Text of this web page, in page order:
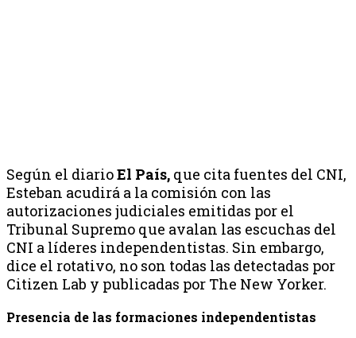
Según el diarioEl País, que cita fuentes del CNI,
Esteban acudirá a la comisión con las
autorizaciones judiciales emitidas por el
Tribunal Supremo que avalan las escuchas del
CNI a líderes independentistas. Sin embargo,
dice el rotativo, no son todas las detectadas por
Citizen Lab y publicadas por The New Yorker.
Presencia de las formaciones independentistas